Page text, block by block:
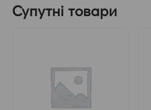
кількість
Супутні товари